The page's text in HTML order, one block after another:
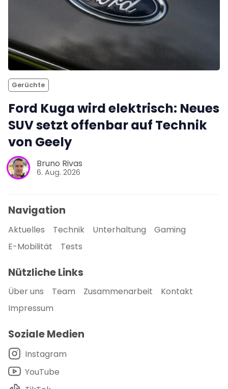
Gerüchte
Ford Kuga wird elektrisch: Neues
SUV setzt offenbar auf Technik
von Geely
Bruno Rivas
6. Aug. 2026
Navigation
Aktuelles Technik Unterhaltung
Gaming
E-Mobilität
Tests
Nützliche Links
Über uns Team Zusammenarbeit
Kontakt
Impressum
Soziale Medien
Instagram
YouTube